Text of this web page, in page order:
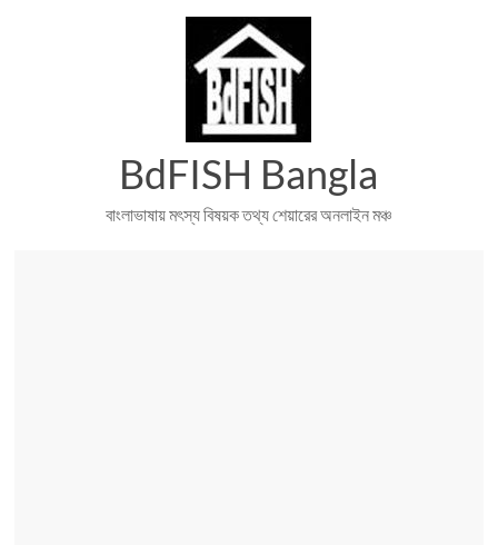
BdFISH Bangla
বাংলাভাষায় মৎস্য বিষয়ক তথ্য শেয়ারের অনলাইন মঞ্চ